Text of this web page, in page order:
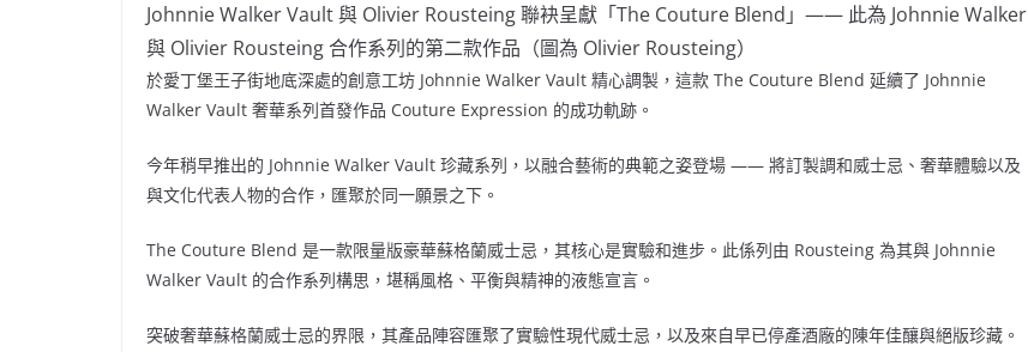
Johnnie Walker Vault 與 Olivier Rousteing 聯袂呈獻「The Couture Blend」—— 此為 Johnnie Walker
與 Olivier Rousteing 合作系列的第二款作品（圖為 Olivier Rousteing）
於愛丁堡王子街地底深處的創意工坊 Johnnie Walker Vault 精心調製，這款 The Couture Blend 延續了 Johnnie
Walker Vault 奢華系列首發作品 Couture Expression 的成功軌跡。
今年稍早推出的 Johnnie Walker Vault 珍藏系列，以融合藝術的典範之姿登場 —— 將訂製調和威士忌、奢華體驗以及
與文化代表人物的合作，匯聚於同一願景之下。
The Couture Blend 是一款限量版豪華蘇格蘭威士忌，其核心是實驗和進步。此係列由 Rousteing 為其與 Johnnie
Walker Vault 的合作系列構思，堪稱風格、平衡與精神的液態宣言。
突破奢華蘇格蘭威士忌的界限，其產品陣容匯聚了實驗性現代威士忌，以及來自早已停產酒廠的陳年佳釀與絕版珍藏。